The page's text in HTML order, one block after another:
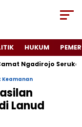
HUKUM
Ngadirojo
Keamanan
Lanud